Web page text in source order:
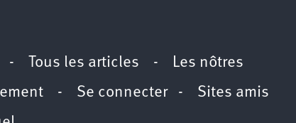
- Tous les articles - Les nôtres
- Se connecter- Sites amis